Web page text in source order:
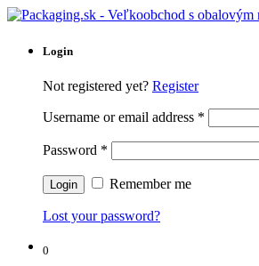
Login
Not registered yet? Register
Username or email address *
Password *
Remember me
Lost your password?
0